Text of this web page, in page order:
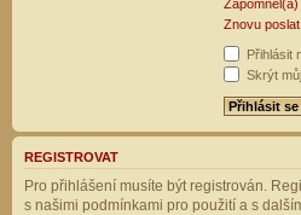
Znovu
Přihlásit
Skrýt
REGISTROVAT
Pro přihlášení musíte být registrován.
s našimi podmínkami pro použití a s